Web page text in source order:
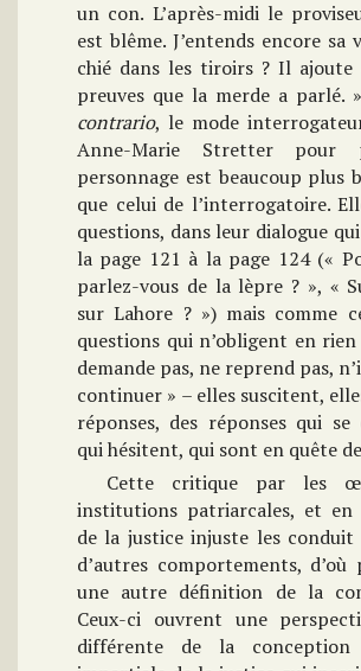
un con. L’après-midi le
est blême. J’entends encore sa
chié dans les tiroirs ? Il ajoute
preuves que la merde a parlé.
contrario, le mode
Anne-Marie Stretter pour
personnage est beaucoup plus
que celui de l’interrogatoire.
questions, dans leur dialogue
la page 121 à la page 124 («
parlez-vous de la lèpre ? », «
sur Lahore ? ») mais comme
questions qui n’obligent en
demande pas, ne reprend pas,
continuer » – elles suscitent,
réponses, des réponses qui se
qui hésitent, qui sont en quête
Cette critique par les
institutions patriarcales, et en
de la justice injuste les conduit
d’autres comportements,
une autre définition de la
Ceux-ci ouvrent une
différente de la conception